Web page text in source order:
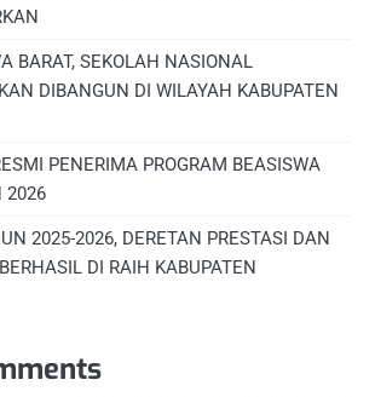
BARAT, SEKOLAH NASIONAL
DIBANGUN DI WILAYAH KABUPATEN
PENERIMA PROGRAM BEASISWA
2026
2025-2026, DERETAN PRESTASI DAN
DI RAIH KABUPATEN